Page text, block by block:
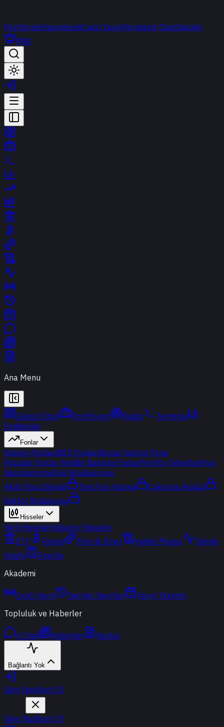
PortföyümFavorilerimCanlı YayınTerminalt-ChatDestek
PRO
Ana Menu
Günün Özeti Portföyüm Radar
Terminal
Endeksler
Fonlar
Yatırım FonlarıBES FonlarıBorsa Yatırım Fonu
Popüler Fonlar YeniBir Bakışta FonlarPortföy ŞirketleriFon
KarşılaştırmaFon Simülasyonu
Akıllı Para Sinyali
Ters Fon Arama
Çakışma Analizi
Sektör Rotasyonu
Hisseler
Yerli HisselerYabancı Hisseler
ETF
Kripto Altın & Döviz Vadeli Piyasa
Teknik
Analiz
Araçlar
Akademi
Canlı Yayın Geçmiş Yayınlar
Yayın Takvimi
Topluluk ve Haberler
t-Chat Haberler Yazılar
Bağlantı Yok
Giriş YapKayıt Ol
Giriş YapKayıt Ol